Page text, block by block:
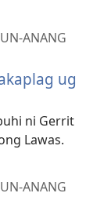
ANANG
ug
ni Gerrit
Lawas.
ANANG